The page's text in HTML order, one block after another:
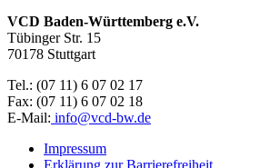
VCD Baden-Württemberg e.V.
Tübinger Str. 15
70178 Stuttgart
Tel.: (07 11) 6 07 02 17
Fax: (07 11) 6 07 02 18
E-Mail: info@vcd-bw.de
Impressum